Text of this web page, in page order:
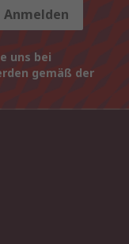
Anmelden
uns bei
gemäß der